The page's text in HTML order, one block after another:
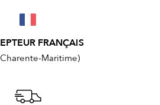
FRANÇAIS
Maritime)